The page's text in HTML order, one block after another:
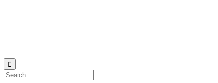
